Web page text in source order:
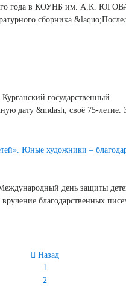
года в КОУНБ им. А.К.
сборника
государственный
дату &mdash; своё 75-летие.
Юные художники –
день защиты
вручение благодарственных
Назад
1
2